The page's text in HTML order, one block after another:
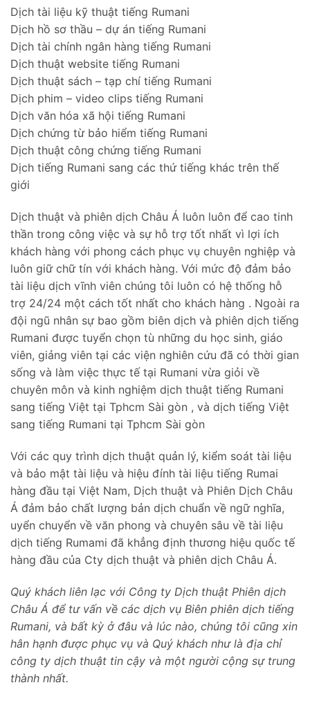
Dịch tài liệu kỹ thuật tiếng Rumani
Dịch hồ sơ thầu – dự án tiếng Rumani
Dịch tài chính ngân hàng tiếng Rumani
Dịch thuật website tiếng Rumani
Dịch thuật sách – tạp chí tiếng Rumani
Dịch phim – video clips tiếng Rumani
Dịch văn hóa xã hội tiếng Rumani
Dịch chứng từ bảo hiểm tiếng Rumani
Dịch thuật công chứng tiếng Rumani
Dịch tiếng Rumani sang các thứ tiếng khác trên thế
giới
Dịch thuật và phiên dịch Châu Á luôn luôn để cao tinh
thần trong công việc và sự hỗ trợ tốt nhất vì lợi ích
khách hàng với phong cách phục vụ chuyên nghiệp và
luôn giữ chữ tín với khách hàng. Với mức độ đảm bảo
tài liệu dịch vĩnh viên chúng tôi luôn có hệ thống hỗ
trợ 24/24 một cách tốt nhất cho khách hàng . Ngoài ra
đội ngũ nhân sự bao gồm biên dịch và phiên dịch tiếng
Rumani được tuyển chọn tù những du học sinh, giáo
viên, giảng viên tại các viện nghiên cứu đã có thời gian
sống và làm việc thực tế tại Rumani vừa giỏi về
chuyên môn và kinh nghiệm dịch thuật tiếng Rumani
sang tiếng Việt tại Tphcm Sài gòn , và dịch tiếng Việt
sang tiếng Rumani tại Tphcm Sài gòn
Với các quy trình dịch thuật quản lý, kiểm soát tài liệu
và bảo mật tài liệu và hiệu đính tài liệu tiếng Rumai
hàng đầu tại Việt Nam, Dịch thuật và Phiên Dịch Châu
Á đảm bảo chất lượng bản dịch chuẩn về ngữ nghĩa,
uyển chuyển về văn phong và chuyên sâu về tài liệu
dịch tiếng Rumami đã khẳng định thương hiệu quốc tế
hàng đầu của Cty dịch thuật và phiên dịch Châu Á.
Quý khách liên lạc với Công ty Dịch thuật Phiên dịch
Châu Á để tư vấn về các dịch vụ Biên phiên dịch tiếng
Rumani, và bất kỳ ở đâu và lúc nào, chúng tôi cũng xin
hân hạnh được phục vụ và Quý khách như là địa chỉ
công ty dịch thuật tin cậy và một người cộng sự trung
thành nhất.